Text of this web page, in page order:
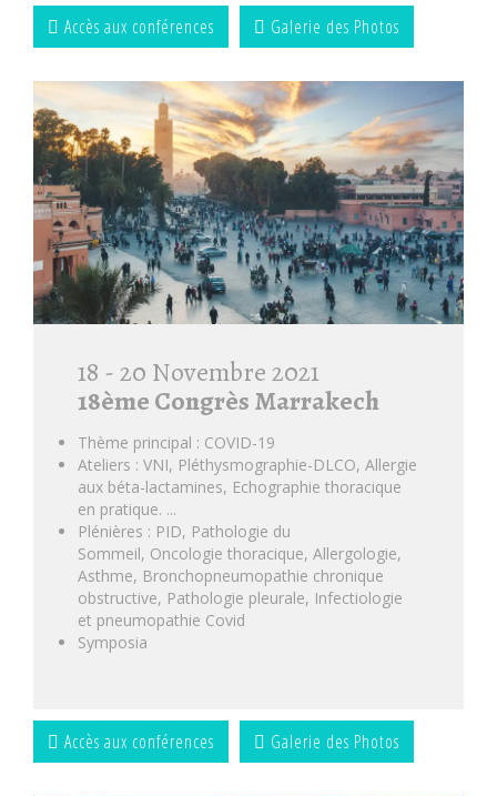
Accès aux conférences Galerie des Photos
18 - 20 Novembre 2021
18ème Congrès Marrakech
Thème principal : COVID-19
Ateliers : VNI, Pléthysmographie-DLCO, Allergie
aux béta-lactamines, Echographie thoracique
en pratique. ...
Plénières : PID, Pathologie du
Sommeil, Oncologie thoracique, Allergologie,
Asthme, Bronchopneumopathie chronique
obstructive, Pathologie pleurale, Infectiologie
et pneumopathie Covid
Symposia
Accès aux conférences Galerie des Photos